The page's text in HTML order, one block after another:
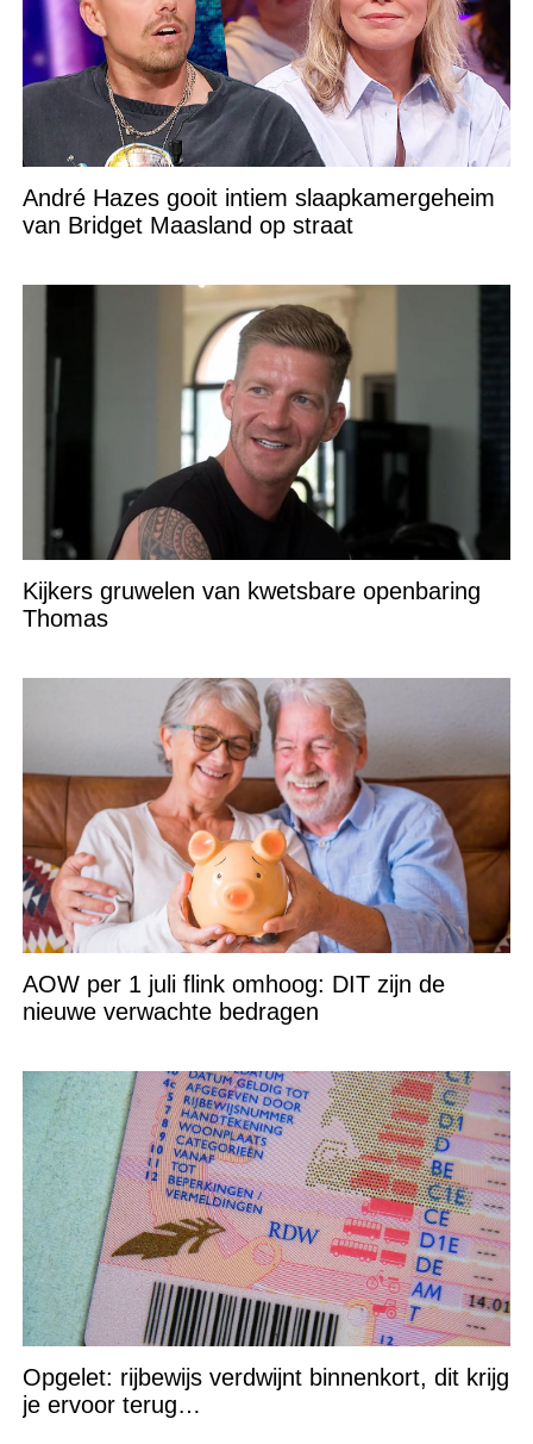
André Hazes gooit intiem slaapkamergeheim
van Bridget Maasland op straat
Kijkers gruwelen van kwetsbare openbaring
Thomas
AOW per 1 juli flink omhoog: DIT zijn de
nieuwe verwachte bedragen
Opgelet: rijbewijs verdwijnt binnenkort, dit krijg
je ervoor terug…